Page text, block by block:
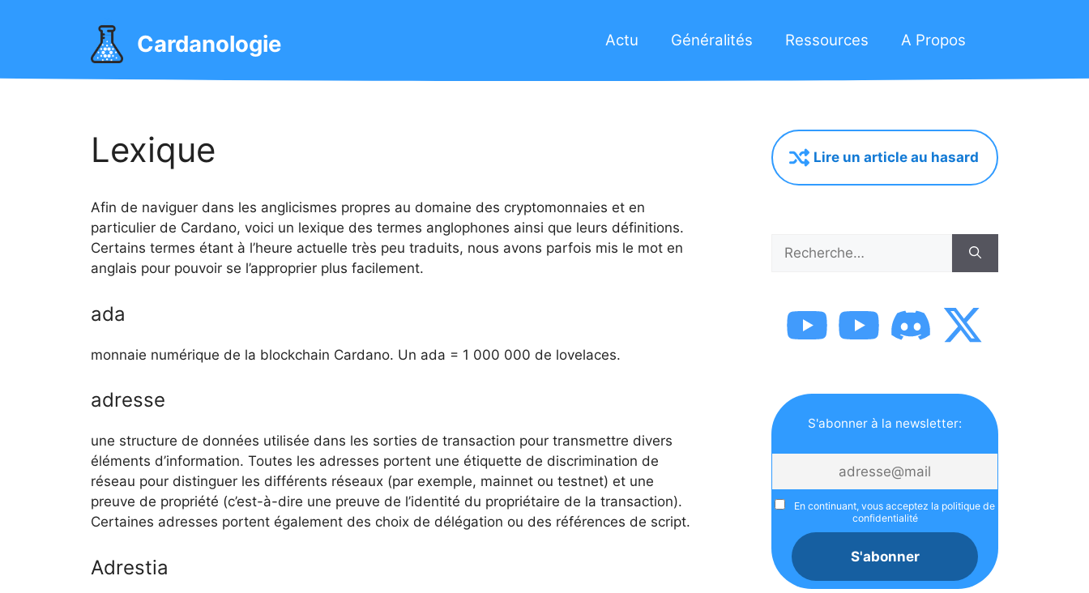
Cardanologie Actu Généralités Ressources A Propos
Lexique
Afin de naviguer dans les anglicismes propres au domaine des cryptomonnaies et en
particulier de Cardano, voici un lexique des termes anglophones ainsi que leurs définitions.
Certains termes étant à l’heure actuelle très peu traduits, nous avons parfois mis le mot en
anglais pour pouvoir se l’approprier plus facilement.
ada
monnaie numérique de la blockchain Cardano. Un ada = 1 000 000 de lovelaces.
adresse
une structure de données utilisée dans les sorties de transaction pour transmettre divers
éléments d’information. Toutes les adresses portent une étiquette de discrimination de
réseau pour distinguer les différents réseaux (par exemple, mainnet ou testnet) et une
preuve de propriété (c’est-à-dire une preuve de l’identité du propriétaire de la transaction).
Certaines adresses portent également des choix de délégation ou des références de script.
Adrestia
Lire un article au hasard
Rechercher :
S'abonner à la newsletter:
En continuant, vous acceptez la politique de
confidentialité